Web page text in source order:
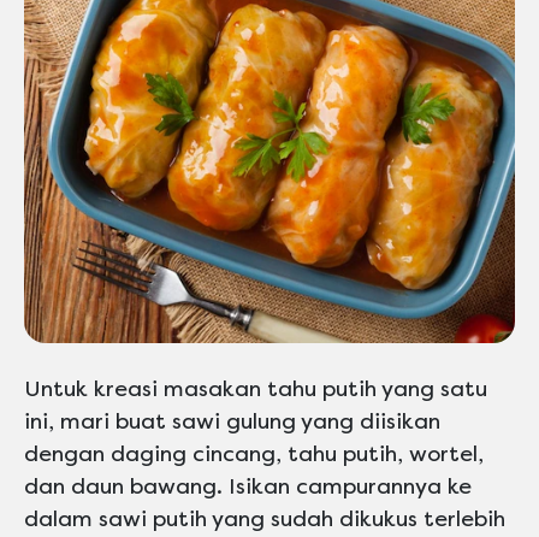
Untuk kreasi masakan tahu putih yang satu
ini, mari buat sawi gulung yang diisikan
dengan daging cincang, tahu putih, wortel,
dan daun bawang. Isikan campurannya ke
dalam sawi putih yang sudah dikukus terlebih